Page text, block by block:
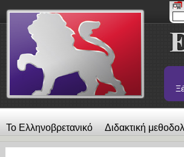
Το Ελληνοβρετανικό Διδακτική